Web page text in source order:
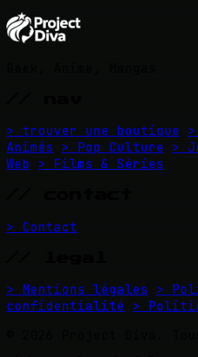
> trouver une boutique
Animés
> Pop Culture >
Web > Films & Séries
> Contact
> Mentions légales
>
confidentialité >